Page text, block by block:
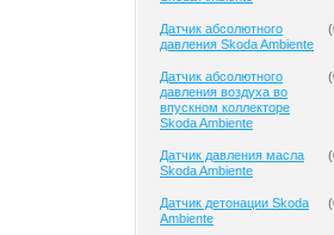
Датчик абсолютного
давления Skoda Ambiente
(
Датчик абсолютного
давления воздуха во
впускном коллекторе
Skoda Ambiente
(
Датчик давления масла
Skoda Ambiente
(
Датчик детонации Skoda
Ambiente
(